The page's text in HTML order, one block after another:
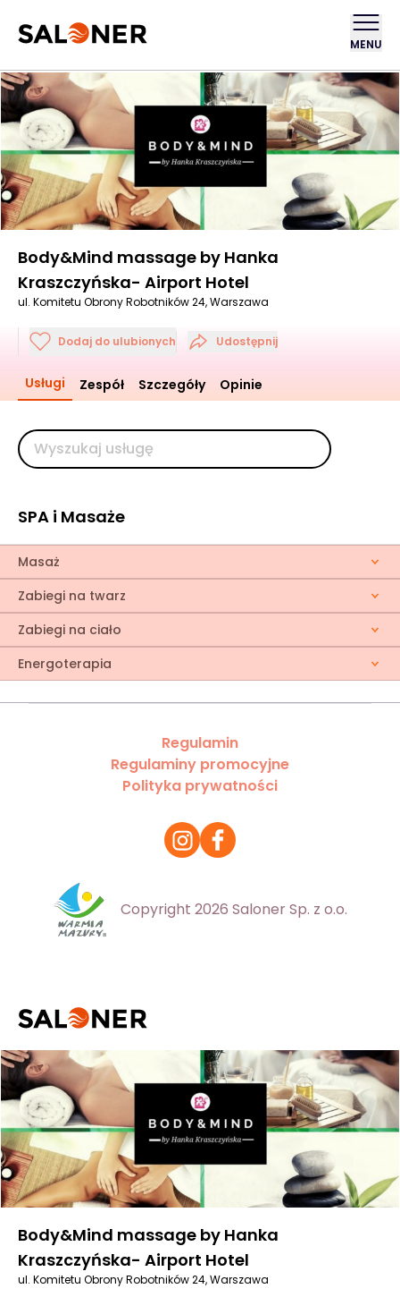
MENU
Body&Mind massage by Hanka
Kraszczyńska- Airport Hotel
ul. Komitetu Obrony Robotników 24, Warszawa
Dodaj do ulubionych Udostępnij
Usługi Zespół Szczegóły Opinie
SPA i Masaże
Masaż
Zabiegi na twarz
Zabiegi na ciało
Energoterapia
Regulamin
Regulaminy promocyjne
Polityka prywatności
Copyright 2026 Saloner Sp. z o.o.
Body&Mind massage by Hanka
Kraszczyńska- Airport Hotel
ul. Komitetu Obrony Robotników 24, Warszawa